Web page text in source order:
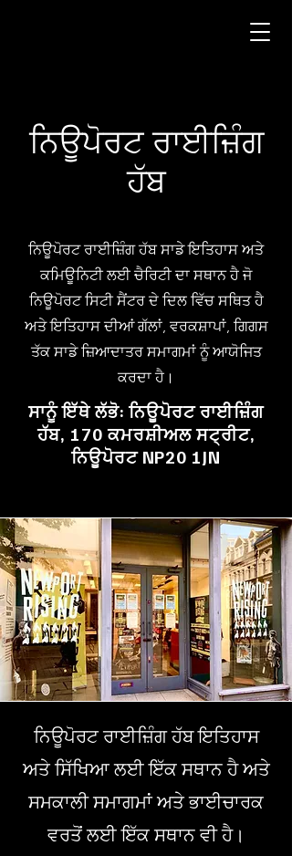
ਨਿਊਪੋਰਟ ਰਾਈਜ਼ਿੰਗ
ਹੱਬ
ਨਿਊਪੋਰਟ ਰਾਈਜ਼ਿੰਗ ਹੱਬ ਸਾਡੇ ਇਤਿਹਾਸ ਅਤੇ
ਕਮਿਊਨਿਟੀ ਲਈ ਚੈਰਿਟੀ ਦਾ ਸਥਾਨ ਹੈ ਜੋ
ਨਿਊਪੋਰਟ ਸਿਟੀ ਸੈਂਟਰ ਦੇ ਦਿਲ ਵਿੱਚ ਸਥਿਤ ਹੈ
ਅਤੇ ਇਤਿਹਾਸ ਦੀਆਂ ਗੱਲਾਂ, ਵਰਕਸ਼ਾਪਾਂ, ਗਿਗਸ
ਤੱਕ ਸਾਡੇ ਜ਼ਿਆਦਾਤਰ ਸਮਾਗਮਾਂ ਨੂੰ ਆਯੋਜਿਤ
ਕਰਦਾ ਹੈ।
ਸਾਨੂੰ ਇੱਥੇ ਲੱਭੋ: ਨਿਊਪੋਰਟ ਰਾਈਜ਼ਿੰਗ
ਹੱਬ, 170 ਕਮਰਸ਼ੀਅਲ ਸਟ੍ਰੀਟ,
ਨਿਊਪੋਰਟ NP20 1JN
ਨਿਊਪੋਰਟ ਰਾਈਜ਼ਿੰਗ ਹੱਬ ਇਤਿਹਾਸ
ਅਤੇ ਸਿੱਖਿਆ ਲਈ ਇੱਕ ਸਥਾਨ ਹੈ ਅਤੇ
ਸਮਕਾਲੀ ਸਮਾਗਮਾਂ ਅਤੇ ਭਾਈਚਾਰਕ
ਵਰਤੋਂ ਲਈ ਇੱਕ ਸਥਾਨ ਵੀ ਹੈ।